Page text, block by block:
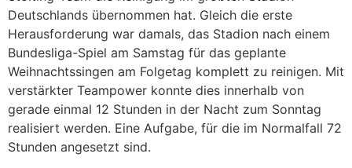
Deutschlands übernommen hat. Gleich die erste
Herausforderung war damals, das Stadion nach einem
Bundesliga-Spiel am Samstag für das geplante
Weihnachtssingen am Folgetag komplett zu reinigen. Mit
verstärkter Teampower konnte dies innerhalb von
gerade einmal 12 Stunden in der Nacht zum Sonntag
realisiert werden. Eine Aufgabe, für die im Normalfall 72
Stunden angesetzt sind.